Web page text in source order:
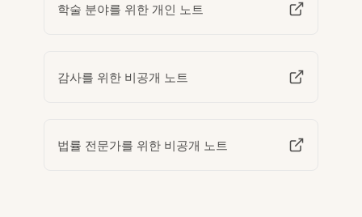
학술 분야를 위한 개인 노트
감사를 위한 비공개 노트
법률 전문가를 위한 비공개 노트